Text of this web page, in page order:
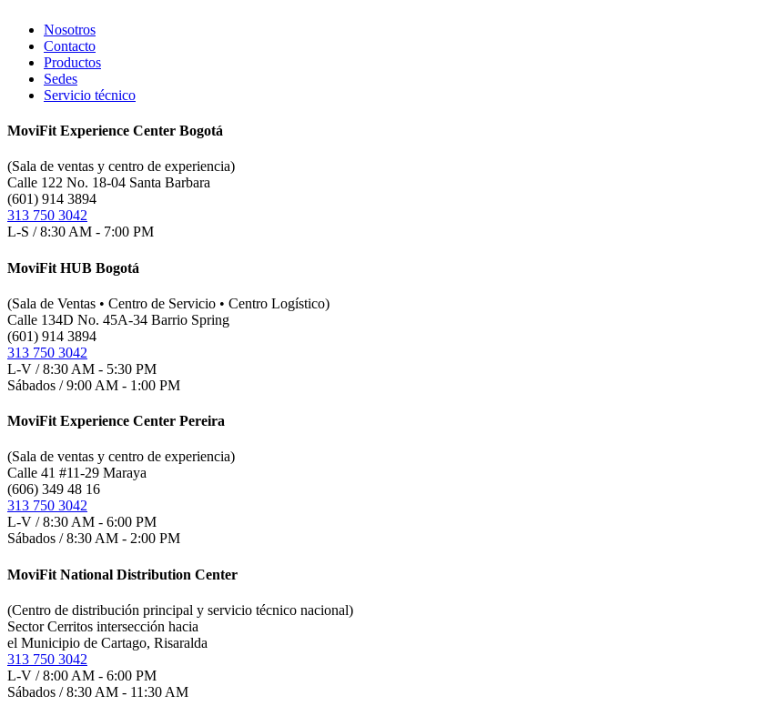
Nosotros
Contacto
Productos
Sedes
Servicio técnico
MoviFit Experience Center Bogotá
(Sala de ventas y centro de experiencia)
Calle 122 No. 18-04 Santa Barbara
(601) 914 3894
313 750 3042
L-S / 8:30 AM - 7:00 PM
MoviFit HUB Bogotá
(Sala de Ventas • Centro de Servicio • Centro Logístico)
Calle 134D No. 45A-34 Barrio Spring
(601) 914 3894
313 750 3042
L-V / 8:30 AM - 5:30 PM
Sábados / 9:00 AM - 1:00 PM
MoviFit Experience Center Pereira
(Sala de ventas y centro de experiencia)
Calle 41 #11-29 Maraya
(606) 349 48 16
313 750 3042
L-V / 8:30 AM - 6:00 PM
Sábados / 8:30 AM - 2:00 PM
MoviFit National Distribution Center
(Centro de distribución principal y servicio técnico nacional)
Sector Cerritos intersección hacia
el Municipio de Cartago, Risaralda
313 750 3042
L-V / 8:00 AM - 6:00 PM
Sábados / 8:30 AM - 11:30 AM